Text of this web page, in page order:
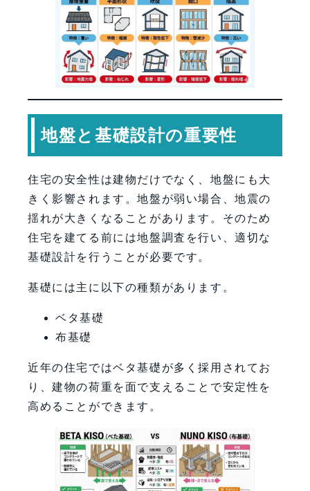
地盤と基礎設計の重要性
住宅の安全性は建物だけでなく、地盤にも大
きく影響されます。地盤が弱い場合、地震の
揺れが大きくなることがあります。そのため
住宅を建てる前には地盤調査を行い、適切な
基礎設計を行うことが必要です。
基礎には主に以下の種類があります。
ベタ基礎
布基礎
近年の住宅ではベタ基礎が多く採用されてお
り、建物の荷重を面で支えることで安定性を
高めることができます。